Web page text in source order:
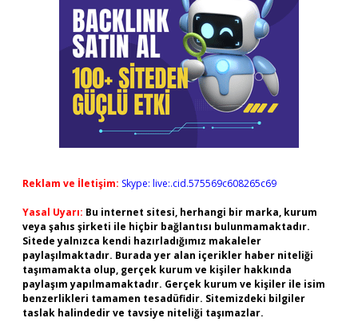
Reklam ve İletişim: Skype: live:.cid.575569c608265c69
Yasal Uyarı: Bu internet sitesi, herhangi bir marka, kurum
veya şahıs şirketi ile hiçbir bağlantısı bulunmamaktadır.
Sitede yalnızca kendi hazırladığımız makaleler
paylaşılmaktadır. Burada yer alan içerikler haber niteliği
taşımamakta olup, gerçek kurum ve kişiler hakkında
paylaşım yapılmamaktadır. Gerçek kurum ve kişiler ile isim
benzerlikleri tamamen tesadüfidir. Sitemizdeki bilgiler
taslak halindedir ve tavsiye niteliği taşımazlar.